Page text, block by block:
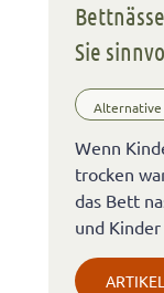
Sie
Alternative
Wenn
trocken
das Bett
und